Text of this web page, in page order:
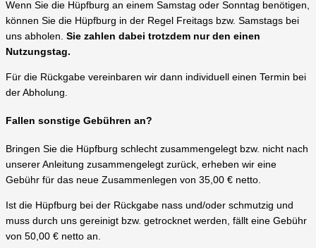
Wenn Sie die Hüpfburg an einem Samstag oder Sonntag benötigen,
können Sie die Hüpfburg in der Regel Freitags bzw. Samstags bei
uns abholen. Sie zahlen dabei trotzdem nur den einen
Nutzungstag.
Für die Rückgabe vereinbaren wir dann individuell einen Termin bei
der Abholung.
Fallen sonstige Gebühren an?
Bringen Sie die Hüpfburg schlecht zusammengelegt bzw. nicht nach
unserer Anleitung zusammengelegt zurück, erheben wir eine
Gebühr für das neue Zusammenlegen von 35,00 € netto.
Ist die Hüpfburg bei der Rückgabe nass und/oder schmutzig und
muss durch uns gereinigt bzw. getrocknet werden, fällt eine Gebühr
von 50,00 € netto an.